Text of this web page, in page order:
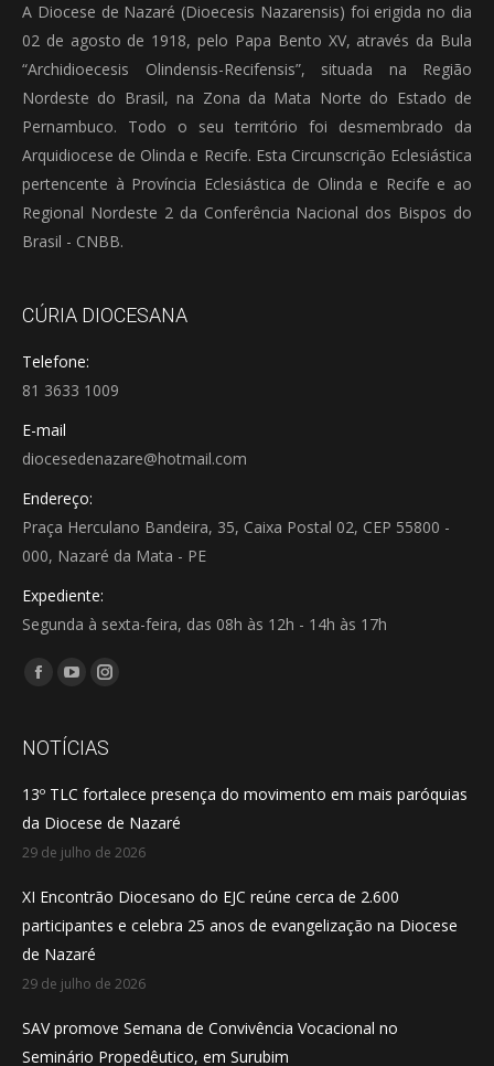
A Diocese de Nazaré (Dioecesis Nazarensis) foi erigida no dia
02 de agosto de 1918, pelo Papa Bento XV, através da Bula
“Archidioecesis Olindensis-Recifensis”, situada na Região
Nordeste do Brasil, na Zona da Mata Norte do Estado de
Pernambuco. Todo o seu território foi desmembrado da
Arquidiocese de Olinda e Recife. Esta Circunscrição Eclesiástica
pertencente à Província Eclesiástica de Olinda e Recife e ao
Regional Nordeste 2 da Conferência Nacional dos Bispos do
Brasil - CNBB.
CÚRIA DIOCESANA
Telefone:
81 3633 1009
E-mail
diocesedenazare@hotmail.com
Endereço:
Praça Herculano Bandeira, 35, Caixa Postal 02, CEP 55800 -
000, Nazaré da Mata - PE
Expediente:
Segunda à sexta-feira, das 08h às 12h - 14h às 17h
Encontre-nos em:
Facebook
opens
new
window
YouTube
opens
new
window
Instagram
opens
new
window
NOTÍCIAS
13º TLC fortalece presença do movimento em mais paróquias
da Diocese de Nazaré
29 de julho de 2026
XI Encontrão Diocesano do EJC reúne cerca de 2.600
participantes e celebra 25 anos de evangelização na Diocese
de Nazaré
29 de julho de 2026
SAV promove Semana de Convivência Vocacional no
Seminário Propedêutico, em Surubim